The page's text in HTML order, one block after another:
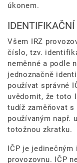
úkonem.
Všem IRZ
číslo, tzv.
neměnné a podle
jednoznačně
používat správné
uvědomit, že toto
tudíž zaměňovat
používaným např.
totožnou zkratku.
IČP je
provozovnu. IČP